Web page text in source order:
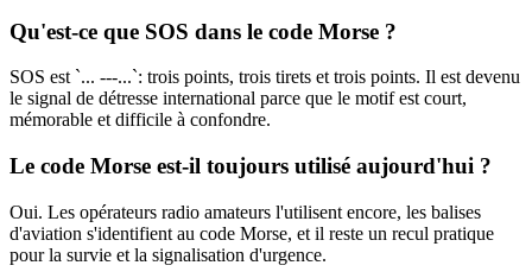
Qu'est-ce que SOS dans le code Morse ?
SOS est `... ---...`: trois points, trois tirets et trois points. Il est devenu
le signal de détresse international parce que le motif est court,
mémorable et difficile à confondre.
Le code Morse est-il toujours utilisé aujourd'hui ?
Oui. Les opérateurs radio amateurs l'utilisent encore, les balises
d'aviation s'identifient au code Morse, et il reste un recul pratique
pour la survie et la signalisation d'urgence.